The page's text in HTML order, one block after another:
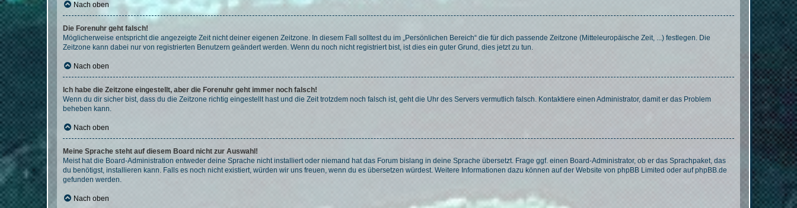
Nach oben
Die Forenuhr geht falsch!
Möglicherweise entspricht die angezeigte Zeit nicht deiner eigenen Zeitzone. In diesem Fall solltest du im „Persönlichen Bereich“ die für dich passende Zeitzone (Mitteleuropäische Zeit, ...) festlegen. Die
Zeitzone kann dabei nur von registrierten Benutzern geändert werden. Wenn du noch nicht registriert bist, ist dies ein guter Grund, dies jetzt zu tun.
Nach oben
Ich habe die Zeitzone eingestellt, aber die Forenuhr geht immer noch falsch!
Wenn du dir sicher bist, dass du die Zeitzone richtig eingestellt hast und die Zeit trotzdem noch falsch ist, geht die Uhr des Servers vermutlich falsch. Kontaktiere einen Administrator, damit er das Problem
beheben kann.
Nach oben
Meine Sprache steht auf diesem Board nicht zur Auswahl!
Meist hat die Board-Administration entweder deine Sprache nicht installiert oder niemand hat das Forum bislang in deine Sprache übersetzt. Frage ggf. einen Board-Administrator, ob er das Sprachpaket, das
du benötigst, installieren kann. Falls es noch nicht existiert, würden wir uns freuen, wenn du es übersetzen würdest. Weitere Informationen dazu können auf der Website von phpBB Limited oder aufphpBB.de
gefunden werden.
Nach oben